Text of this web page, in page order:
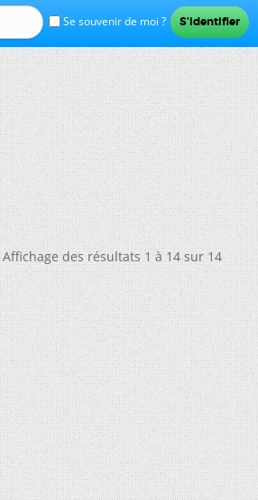
Se souvenir de moi ?
Affichage des résultats 1 à 14 sur 14